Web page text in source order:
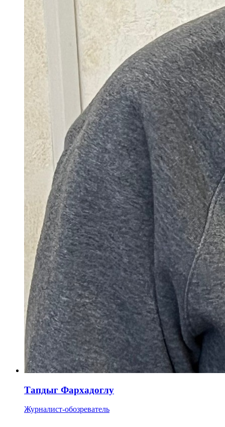
Тапдыг Фархадоглу
Журналист-обозреватель